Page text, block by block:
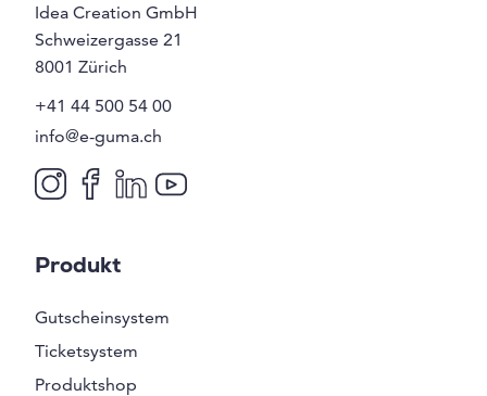
Idea Creation GmbH
Schweizergasse 21
8001 Zürich
+41 44 500 54 00
info@e-guma.ch
Produkt
Gutscheinsystem
Ticketsystem
Produktshop